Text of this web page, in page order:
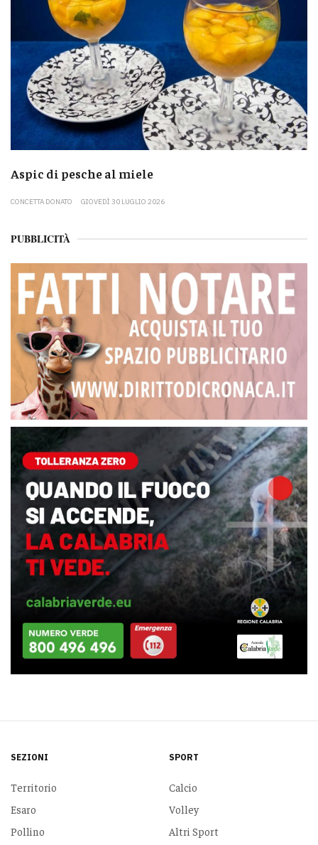
Aspic di pesche al miele
CONCETTA DONATO GIOVEDÌ 30 LUGLIO 2026
PUBBLICITÀ
SEZIONI
Territorio
Esaro
Pollino
SPORT
Calcio
Volley
Altri Sport